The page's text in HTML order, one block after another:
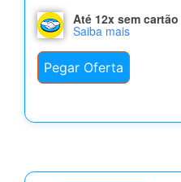
Até 12x sem cartão
Saiba mais
Pegar Oferta